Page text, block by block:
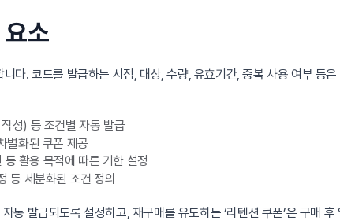
소
다. 코드를 발급하는 시점, 대상, 수량, 유효기간, 중복 사용 여부 등
성) 등 조건별 자동 발급
별화된 쿠폰 제공
활용 목적에 따른 기한 설정
등 세분화된 조건 정의
동 발급되도록 설정하고, 재구매를 유도하는 ‘리텐션 쿠폰’은 구매